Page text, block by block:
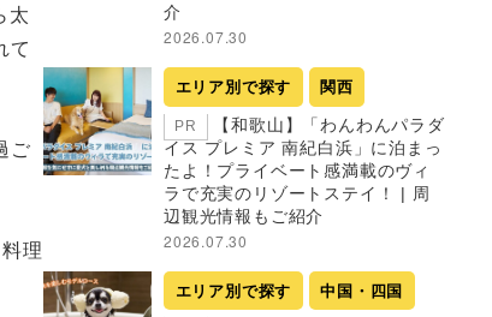
太
て
ご
理
介
2026.07.30
エリア別で探す 関西
PR
【和歌山】「わんわんパラダ
イス プレミア 南紀白浜」に泊まっ
たよ！プライベート感満載のヴィ
ラで充実のリゾートステイ！ | 周
辺観光情報もご紹介
2026.07.30
エリア別で探す 中国・四国